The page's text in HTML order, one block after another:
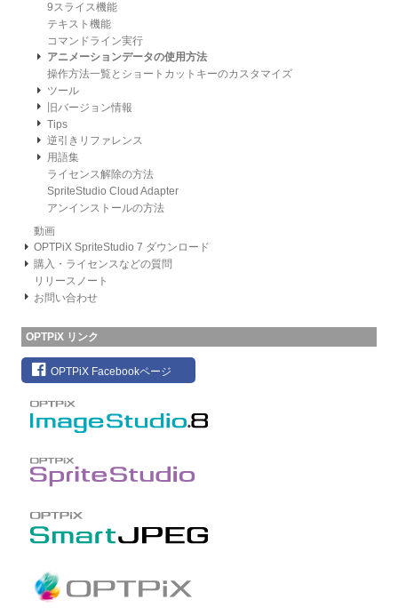
9スライス機能
テキスト機能
コマンドライン実行
アニメーションデータの使用方法
操作方法一覧とショートカットキーのカスタマイズ
ツール
旧バージョン情報
Tips
逆引きリファレンス
用語集
ライセンス解除の方法
SpriteStudio Cloud Adapter
アンインストールの方法
動画
OPTPiX SpriteStudio 7 ダウンロード
購入・ライセンスなどの質問
リリースノート
お問い合わせ
OPTPiX リンク
OPTPiX Facebookページ